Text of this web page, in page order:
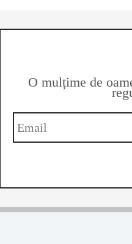
O mulțime de